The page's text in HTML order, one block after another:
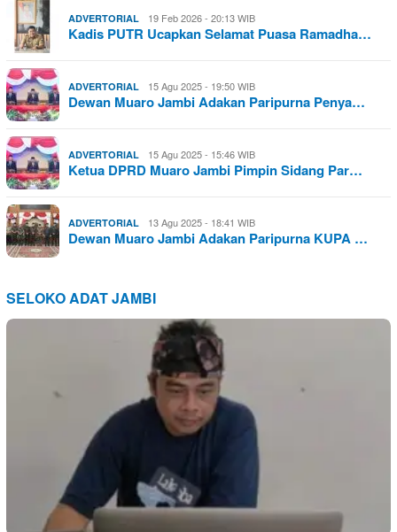
ADVERTORIAL 19 Feb 2026 - 20:13 WIB
Kadis PUTR Ucapkan Selamat Puasa Ramadha…
ADVERTORIAL 15 Agu 2025 - 19:50 WIB
Dewan Muaro Jambi Adakan Paripurna Penya…
ADVERTORIAL 15 Agu 2025 - 15:46 WIB
Ketua DPRD Muaro Jambi Pimpin Sidang Par…
ADVERTORIAL 13 Agu 2025 - 18:41 WIB
Dewan Muaro Jambi Adakan Paripurna KUPA …
SELOKO ADAT JAMBI